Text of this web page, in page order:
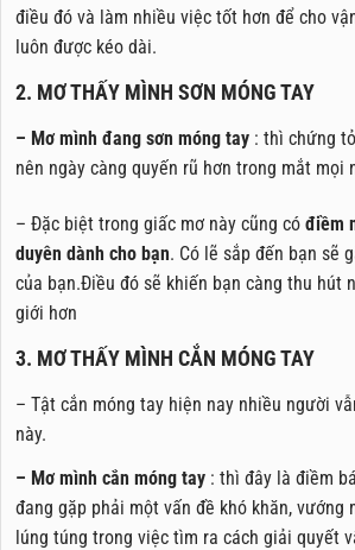
điều đó và làm nhiều việc tốt hơn để cho
luôn được kéo dài.
2. MƠ THẤY MÌNH SƠN MÓNG TAY
– Mơ mình đang sơn móng tay : thì chứng
nên ngày càng quyến rũ hơn trong mắt mọi
– Đặc biệt trong giấc mơ này cũng có điềm
duyên dành cho bạn. Có lẽ sắp đến bạn sẽ
của bạn.Điều đó sẽ khiến bạn càng thu hút
giới hơn
3. MƠ THẤY MÌNH CẮN MÓNG TAY
– Tật cắn móng tay hiện nay nhiều người
này.
– Mơ mình cắn móng tay : thì đây là điềm
đang gặp phải một vấn đề khó khăn, vướng
lúng túng trong việc tìm ra cách giải quyết